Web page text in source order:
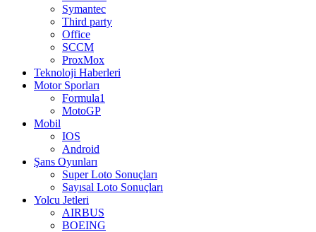
Symantec
Third party
Office
SCCM
ProxMox
Teknoloji Haberleri
Motor Sporları
Formula1
MotoGP
Mobil
IOS
Android
Şans Oyunları
Super Loto Sonuçları
Sayısal Loto Sonuçları
Yolcu Jetleri
AIRBUS
BOEING